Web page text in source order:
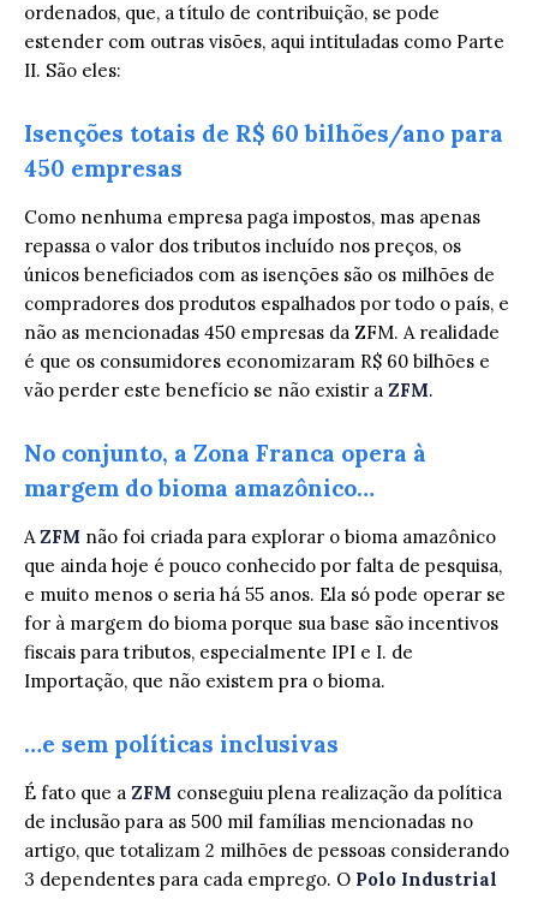
ordenados, que, a título de contribuição, se pode
estender com outras visões, aqui intituladas como Parte
II. São eles:
Isenções totais de R$ 60 bilhões/ano para
450 empresas
Como nenhuma empresa paga impostos, mas apenas
repassa o valor dos tributos incluído nos preços, os
únicos beneficiados com as isenções são os milhões de
compradores dos produtos espalhados por todo o país, e
não as mencionadas 450 empresas da ZFM. A realidade
é que os consumidores economizaram R$ 60 bilhões e
vão perder este benefício se não existir a ZFM.
No conjunto, a Zona Franca opera à
margem do bioma amazônico…
AZFM não foi criada para explorar o bioma amazônico
que ainda hoje é pouco conhecido por falta de pesquisa,
e muito menos o seria há 55 anos. Ela só pode operar se
for à margem do bioma porque sua base são incentivos
fiscais para tributos, especialmente IPI e I. de
Importação, que não existem pra o bioma.
…e sem políticas inclusivas
É fato que a ZFM conseguiu plena realização da política
de inclusão para as 500 mil famílias mencionadas no
artigo, que totalizam 2 milhões de pessoas considerando
3 dependentes para cada emprego. O Polo Industrial